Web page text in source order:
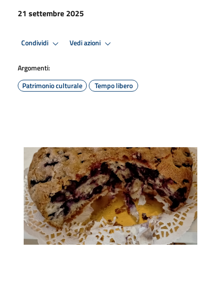
21 settembre 2025
Condividi Vedi azioni
Argomenti:
Patrimonio culturale
Tempo libero